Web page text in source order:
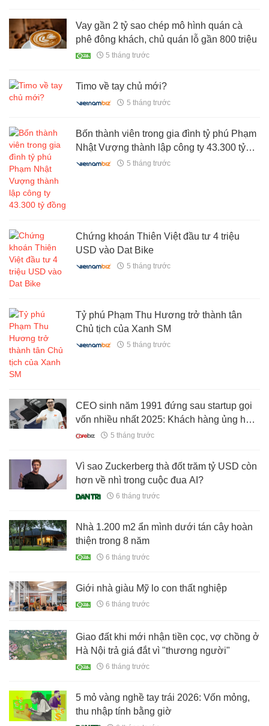
Vay gần 2 tỷ sao chép mô hình quán cà
phê đông khách, chủ quán lỗ gần 800 triệu
5 tháng trước
Timo về tay chủ mới?
5 tháng trước
Bốn thành viên trong gia đình tỷ phú Phạm
Nhật Vượng thành lập công ty 43.300 tỷ
đồng
5 tháng trước
Chứng khoán Thiên Việt đầu tư 4 triệu
USD vào Dat Bike
5 tháng trước
Tỷ phú Phạm Thu Hương trở thành tân
Chủ tịch của Xanh SM
5 tháng trước
CEO sinh năm 1991 đứng sau startup gọi
vốn nhiều nhất 2025: Khách hàng ủng hộ
vì muốn thời trang Việt vươn xa như
5 tháng trước
Vì sao Zuckerberg thà đốt trăm tỷ USD còn
hơn về nhì trong cuộc đua AI?
6 tháng trước
Nhà 1.200 m2 ẩn mình dưới tán cây hoàn
thiện trong 8 năm
6 tháng trước
Giới nhà giàu Mỹ lo con thất nghiệp
6 tháng trước
Giao đất khi mới nhận tiền cọc, vợ chồng ở
Hà Nội trả giá đắt vì "thương người"
6 tháng trước
5 mỏ vàng nghề tay trái 2026: Vốn mỏng,
thu nhập tính bằng giờ